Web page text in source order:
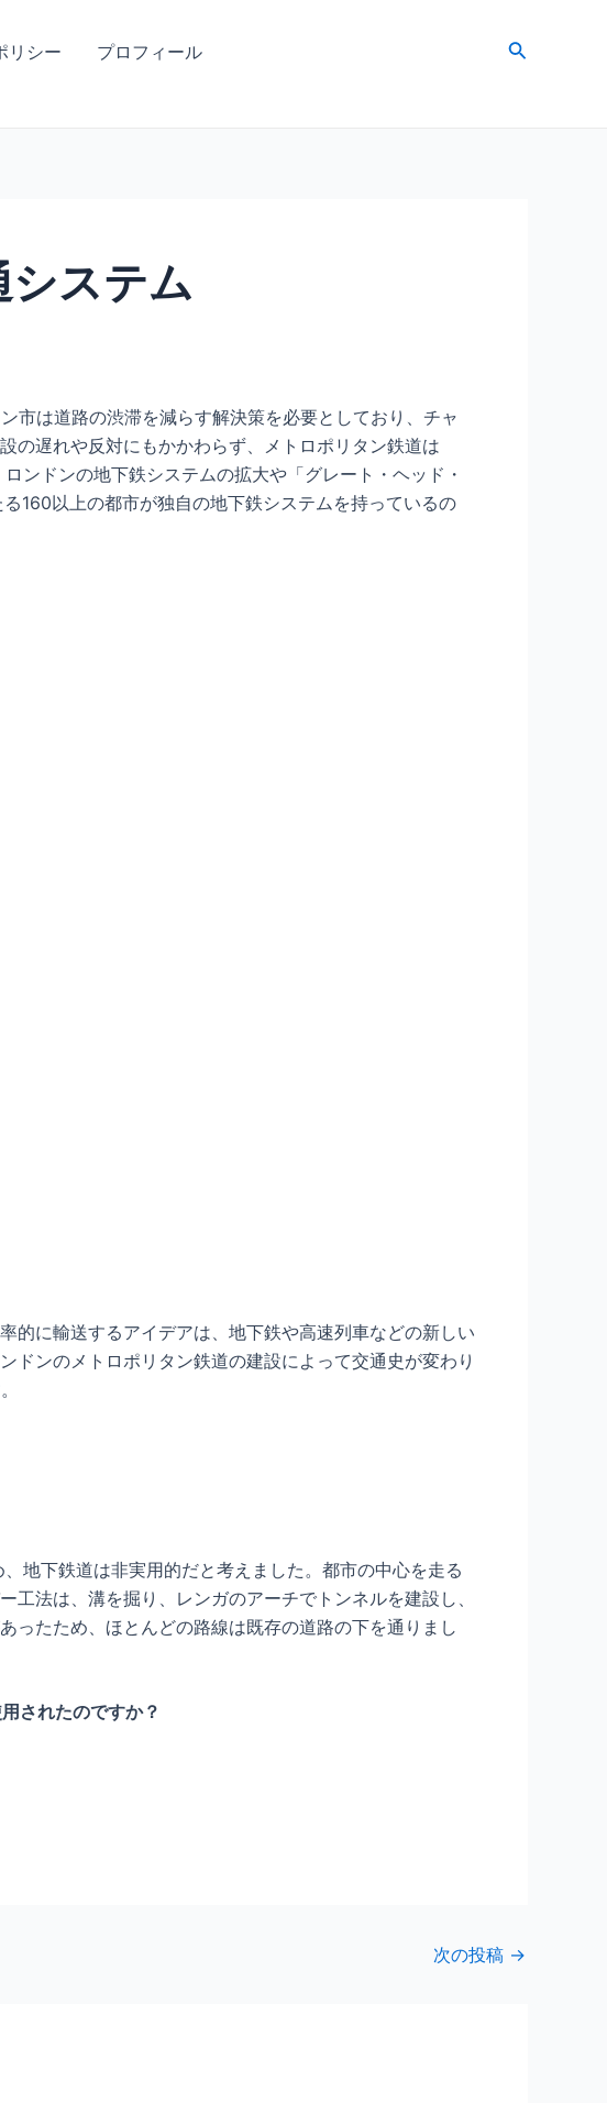
リシー プロフィール
検
システム
市は道路の渋滞を減らす解決策を必要としており、チャ
の遅れや反対にもかかわらず、メトロポリタン鉄道は
ンドンの地下鉄システムの拡大や「グレート・ヘッド・
160以上の都市が独自の地下鉄システムを持っているの
的に輸送するアイデアは、地下鉄や高速列車などの新しい
ドンのメトロポリタン鉄道の建設によって交通史が変わり
地下鉄道は非実用的だと考えました。都市の中心を走る
法は、溝を掘り、レンガのアーチでトンネルを建設し、
ったため、ほとんどの路線は既存の道路の下を通りまし
されたのですか？
次の投稿 →